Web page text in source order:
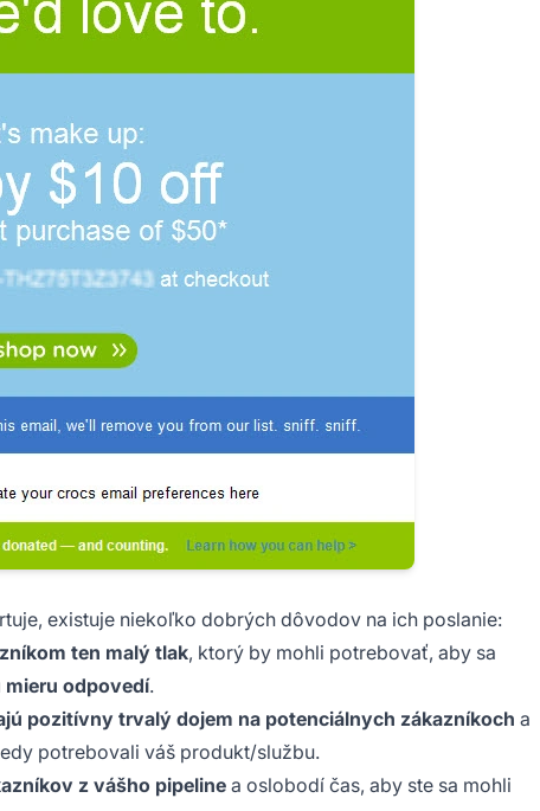
existuje niekoľko dobrých dôvodov na ich poslanie:
ten malý tlak, ktorý by mohli potrebovať, aby sa
odpovedí.
pozitívny trvalý dojem na potenciálnych zákazníkoch a
potrebovali váš produkt/službu.
z vášho pipeline a oslobodí čas, aby ste sa mohli